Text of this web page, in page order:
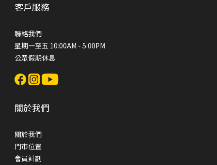
客戶服務
聯絡我們
星期一至五 10:00AM - 5:00PM
公眾假期休息
關於我們
關於我們
門市位置
會員計劃